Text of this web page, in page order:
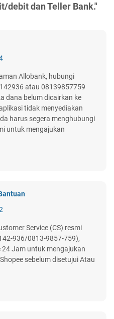
debit dan Teller Bank."
Allobank, hubungi
atau 08139857759
dana belum dicairkan ke
tidak menyediakan
harus segera menghubungi
untuk mengajukan
Service (CS) resmi
936/0813-9857-759),
24 Jam untuk mengajukan
sebelum disetujui Atau